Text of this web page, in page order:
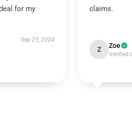
for my
Sep 25, 2024
claims.
Z Zoe
Verified